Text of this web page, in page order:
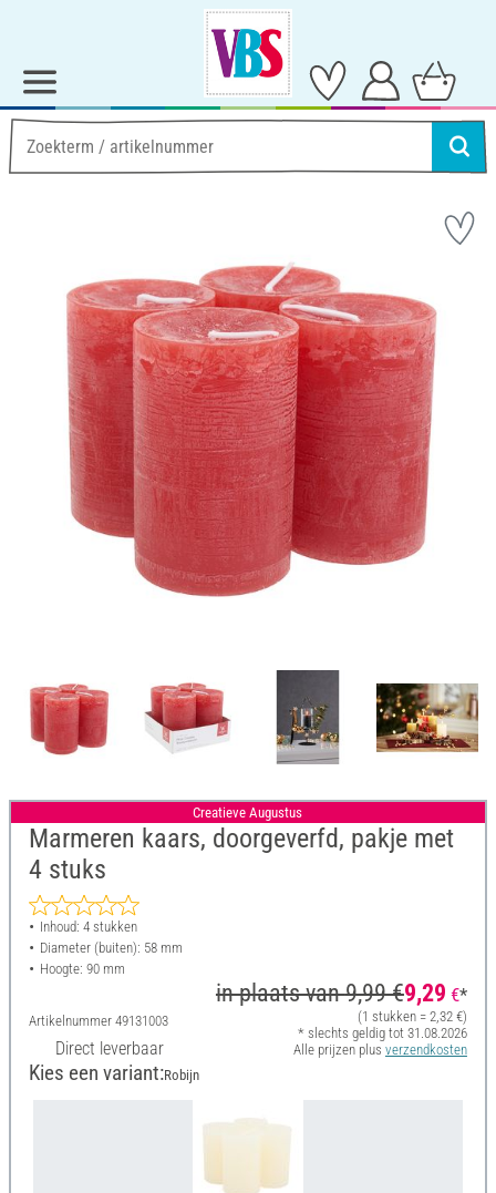
Creatieve Augustus
Marmeren kaars, doorgeverfd, pakje met
4 stuks
Inhoud: 4 stukken
Diameter (buiten): 58 mm
Hoogte: 90 mm
Artikelnummer 49131003
Direct leverbaar
in plaats van9,99 €9,29 €*
(1 stukken = 2,32 €)
* slechts geldig tot 31.08.2026
Alle prijzen plus verzendkosten
Kies een variant:Robijn